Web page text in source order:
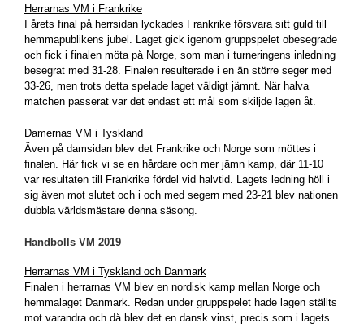
Herrarnas VM i Frankrike
I årets final på herrsidan lyckades Frankrike försvara sitt guld till
hemmapublikens jubel. Laget gick igenom gruppspelet obesegrade
och fick i finalen möta på Norge, som man i turneringens inledning
besegrat med 31-28. Finalen resulterade i en än större seger med
33-26, men trots detta spelade laget väldigt jämnt. När halva
matchen passerat var det endast ett mål som skiljde lagen åt.
Damernas VM i Tyskland
Även på damsidan blev det Frankrike och Norge som möttes i
finalen. Här fick vi se en hårdare och mer jämn kamp, där 11-10
var resultaten till Frankrike fördel vid halvtid. Lagets ledning höll i
sig även mot slutet och i och med segern med 23-21 blev nationen
dubbla världsmästare denna säsong.
Handbolls VM 2019
Herrarnas VM i Tyskland och Danmark
Finalen i herrarnas VM blev en nordisk kamp mellan Norge och
hemmalaget Danmark. Redan under gruppspelet hade lagen ställts
mot varandra och då blev det en dansk vinst, precis som i lagets